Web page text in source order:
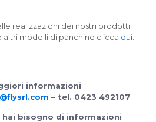
realizzazioni dei nostri prodotti
altri modelli di panchine clicca qui
informazioni
– tel. 0423 492107
hai bisogno di informazioni